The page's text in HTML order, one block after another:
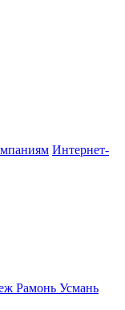
Интернет-
Рамонь Усмань